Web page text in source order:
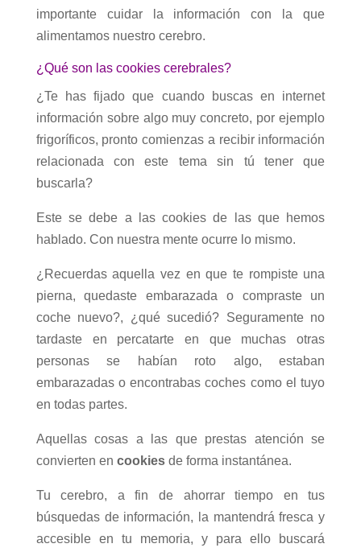
importante cuidar la información con la que
alimentamos nuestro cerebro.
¿Qué son las cookies cerebrales?
¿Te has fijado que cuando buscas en internet
información sobre algo muy concreto, por ejemplo
frigoríficos, pronto comienzas a recibir información
relacionada con este tema sin tú tener que
buscarla?
Este se debe a las cookies de las que hemos
hablado. Con nuestra mente ocurre lo mismo.
¿Recuerdas aquella vez en que te rompiste una
pierna, quedaste embarazada o compraste un
coche nuevo?, ¿qué sucedió? Seguramente no
tardaste en percatarte en que muchas otras
personas se habían roto algo, estaban
embarazadas o encontrabas coches como el tuyo
en todas partes.
Aquellas cosas a las que prestas atención se
convierten en cookiesde forma instantánea.
Tu cerebro, a fin de ahorrar tiempo en tus
búsquedas de información, la mantendrá fresca y
accesible en tu memoria, y para ello buscará